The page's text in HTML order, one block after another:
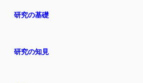
研究の基礎
研究の知見